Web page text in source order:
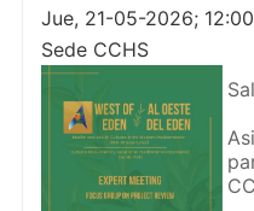
Jue, 21-05-2026; 12:00
Sede CCHS